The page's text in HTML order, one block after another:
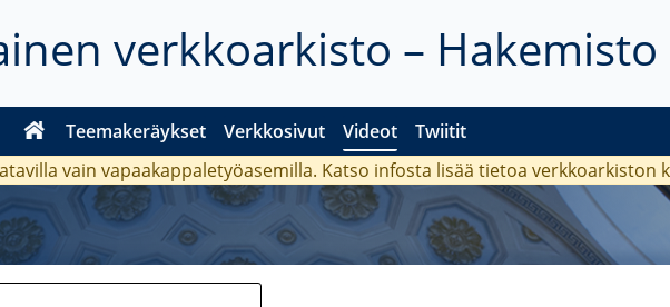
verkkoarkisto – Hakemisto
Teemakeräykset Verkkosivut Videot Twiitit
vain vapaakappaletyöasemilla. Katso infosta lisää tietoa verkkoarkiston